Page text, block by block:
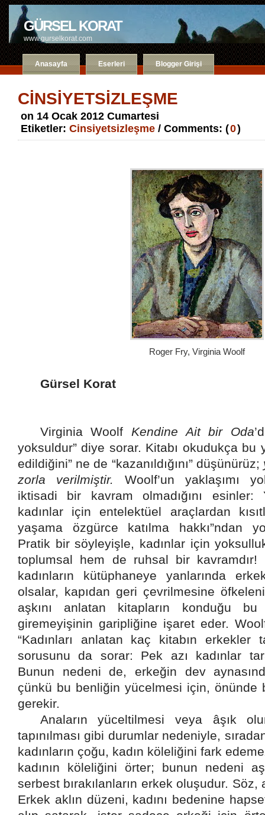
GÜRSEL KORAT
www.gurselkorat.com
Anasayfa Eserleri Blogger Girişi
CİNSİYETSİZLEŞME
on 14 Ocak 2012 Cumartesi
Etiketler: Cinsiyetsizleşme / Comments: (0)
Roger Fry, Virginia Woolf
Gürsel Korat
Virginia Woolf Kendine Ait bir Oda
yoksuldur” diye sorar. Kitabı okudukça bu
edildiğini” ne de “kazanıldığını” düşünürüz;
zorla verilmiştir. Woolf’un yaklaşımı
iktisadi bir kavram olmadığını esinler:
kadınlar için entelektüel araçlardan
yaşama özgürce katılma hakkı”ndan
Pratik bir söyleyişle, kadınlar için
toplumsal hem de ruhsal bir kavramdır!
kadınların kütüphaneye yanlarında
olsalar, kapıdan geri çevrilmesine
aşkını anlatan kitapların konduğu bu
giremeyişinin garipliğine işaret eder.
“Kadınları anlatan kaç kitabın erkekler
sorusunu da sorar: Pek azı kadınlar
Bunun nedeni de, erkeğin dev
çünkü bu benliğin yücelmesi için, önünde
gerekir.
Anaların yüceltilmesi veya âşık
tapınılması gibi durumlar nedeniyle,
kadınların çoğu, kadın köleliğini fark
kadının köleliğini örter; bunun nedeni
serbest bırakılanların erkek oluşudur. Söz,
Erkek aklın düzeni, kadını bedenine